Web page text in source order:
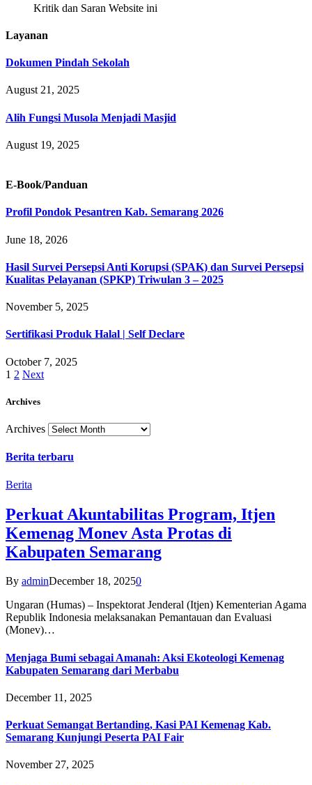
Kritik dan Saran Website ini
Layanan
Dokumen Pindah Sekolah
August 21, 2025
Alih Fungsi Musola Menjadi Masjid
August 19, 2025
E-Book/Panduan
Profil Pondok Pesantren Kab. Semarang 2026
June 18, 2026
Hasil Survei Persepsi Anti Korupsi (SPAK) dan Survei Persepsi
Kualitas Pelayanan (SPKP) Triwulan 3 – 2025
November 5, 2025
Sertifikasi Produk Halal | Self Declare
October 7, 2025
1 2 Next
Archives
Archives
Berita terbaru
Berita
Perkuat Akuntabilitas Program, Itjen
Kemenag Monev Asta Protas di
Kabupaten Semarang
By adminDecember 18, 20250
Ungaran (Humas) – Inspektorat Jenderal (Itjen) Kementerian Agama
Republik Indonesia melaksanakan Pemantauan dan Evaluasi
(Monev)…
Menjaga Bumi sebagai Amanah: Aksi Ekoteologi Kemenag
Kabupaten Semarang dari Merbabu
December 11, 2025
Perkuat Semangat Bertanding, Kasi PAI Kemenag Kab.
Semarang Kunjungi Peserta PAI Fair
November 27, 2025